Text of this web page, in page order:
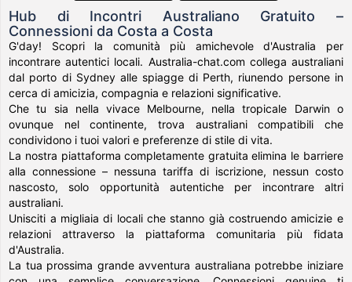
Hub di Incontri Australiano Gratuito –
Connessioni da Costa a Costa
G'day! Scopri la comunità più amichevole d'Australia per
incontrare autentici locali. Australia-chat.com collega australiani
dal porto di Sydney alle spiagge di Perth, riunendo persone in
cerca di amicizia, compagnia e relazioni significative.
Che tu sia nella vivace Melbourne, nella tropicale Darwin o
ovunque nel continente, trova australiani compatibili che
condividono i tuoi valori e preferenze di stile di vita.
La nostra piattaforma completamente gratuita elimina le barriere
alla connessione – nessuna tariffa di iscrizione, nessun costo
nascosto, solo opportunità autentiche per incontrare altri
australiani.
Unisciti a migliaia di locali che stanno già costruendo amicizie e
relazioni attraverso la piattaforma comunitaria più fidata
d'Australia.
La tua prossima grande avventura australiana potrebbe iniziare